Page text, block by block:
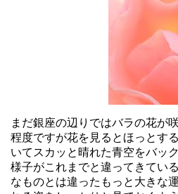
まだ銀座の辺りではバラの花が
程度ですが花を見るとほっとす
いてスカッと晴れた青空をバッ
様子がこれまでと違ってきてい
なものとは違ったもっと大きな